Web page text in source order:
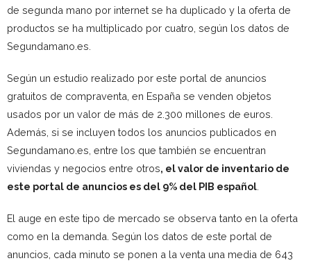
de segunda mano por internet se ha duplicado y la oferta de
productos se ha multiplicado por cuatro, según los datos de
Segundamano.es.
Según un estudio realizado por este portal de anuncios
gratuitos de compraventa, en España se venden objetos
usados por un valor de más de 2.300 millones de euros.
Además, si se incluyen todos los anuncios publicados en
Segundamano.es, entre los que también se encuentran
viviendas y negocios entre otros, el valor de inventario de
este portal de anuncios es del 9% del PIB español
El auge en este tipo de mercado se observa tanto en la oferta
como en la demanda. Según los datos de este portal de
anuncios, cada minuto se ponen a la venta una media de 643